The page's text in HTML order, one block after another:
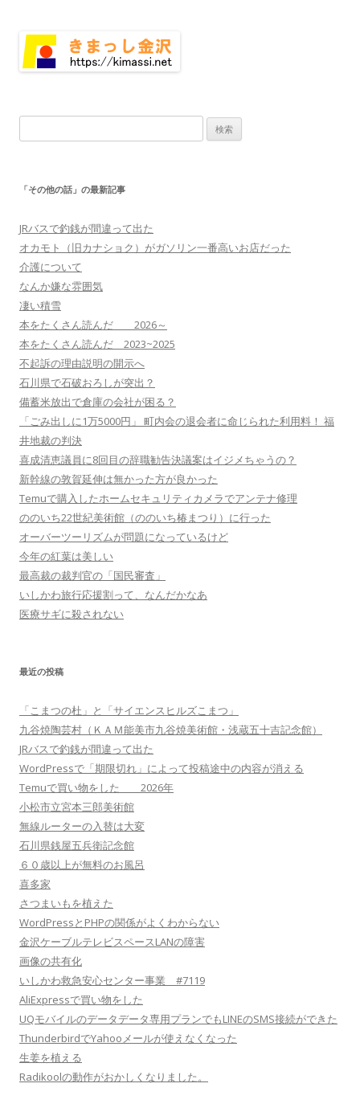
索:
「その他の話」の最新記事
JRバスで釣銭が間違って出た
オカモト（旧カナショク）がガソリン一番高いお店だった
介護について
なんか嫌な雰囲気
凄い積雪
本をたくさん読んだ 2026～
本をたくさん読んだ 2023~2025
不起訴の理由説明の開示へ
石川県で石破おろしが突出？
備蓄米放出で倉庫の会社が困る？
「ごみ出しに1万5000円」 町内会の退会者に命じられた利用料！ 福
井地裁の判決
喜成清恵議員に8回目の辞職勧告決議案はイジメちゃうの？
新幹線の敦賀延伸は無かった方が良かった
Temuで購入したホームセキュリティカメラでアンテナ修理
ののいち22世紀美術館（ののいち椿まつり）に行った
オーバーツーリズムが問題になっているけど
今年の紅葉は美しい
最高裁の裁判官の「国民審査」
いしかわ旅行応援割って、なんだかなあ
医療サギに殺されない
最近の投稿
「こまつの杜」と「サイエンスヒルズこまつ」
九谷焼陶芸村（ＫＡＭ能美市九谷焼美術館・浅蔵五十吉記念館）
JRバスで釣銭が間違って出た
WordPressで「期限切れ」によって投稿途中の内容が消える
Temuで買い物をした 2026年
小松市立宮本三郎美術館
無線ルーターの入替は大変
石川県銭屋五兵衛記念館
６０歳以上が無料のお風呂
喜多家
さつまいもを植えた
WordPressとPHPの関係がよくわからない
金沢ケーブルテレビスペースLANの障害
画像の共有化
いしかわ救急安心センター事業 #7119
AliExpressで買い物をした
UQモバイルのデータデータ専用プランでもLINEのSMS接続ができた
ThunderbirdでYahooメールが使えなくなった
生姜を植える
Radikoolの動作がおかしくなりました。